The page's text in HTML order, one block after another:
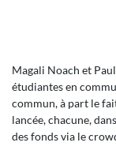
Magali Noach et
étudiantes en
commun, à part le
lancée, chacune,
des fonds via le